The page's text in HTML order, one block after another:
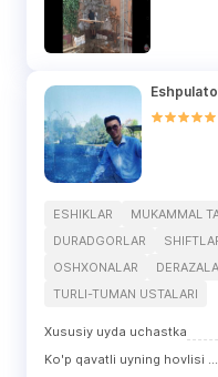
ESHIKLAR MUKAMMAL
DURADGORLAR
OSHXONALAR
TURLI-TUMAN USTALARI
Xususiy uyda uchastka
Ko'p qavatli uyning hovlisi (hovli)